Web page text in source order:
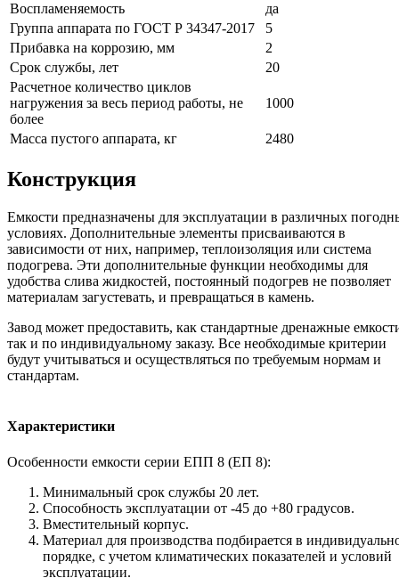
Воспламеняемость
да
Группа аппарата по ГОСТ Р 34347-2017
5
Прибавка на коррозию, мм
2
Срок службы, лет
20
Расчетное количество циклов
нагружения за весь период работы, не
более
1000
Масса пустого аппарата, кг 2480
Конструкция
Емкости предназначены для эксплуатации в различных
условиях. Дополнительные элементы присваиваются в
зависимости от них, например, теплоизоляция или система
подогрева. Эти дополнительные функции необходимы для
удобства слива жидкостей, постоянный подогрев не позволяет
материалам загустевать, и превращаться в камень.
Завод может предоставить, как стандартные дренажные
так и по индивидуальному заказу. Все необходимые критерии
будут учитываться и осуществляться по требуемым нормам и
стандартам.
Характеристики
Особенности емкости серии ЕПП 8 (ЕП 8):
Минимальный срок службы 20 лет.
Способность эксплуатации от -45 до +80 градусов.
Вместительный корпус.
Материал для производства подбирается в
порядке, с учетом климатических показателей и условий
эксплуатации.